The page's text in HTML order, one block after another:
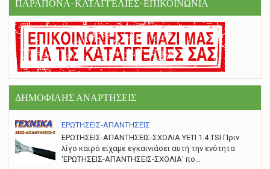
ΠΑΡΑΠΟΝΑ-ΚΑΤΑΓΓΕΛΙΕΣ-ΕΠΙΚΟΙΝΩΝΙΑ
ΔΗΜΟΦΙΛΗΣ ΑΝΑΡΤΗΣΕΙΣ
ΕΡΩΤΗΣΕΙΣ-ΑΠΑΝΤΗΣΕΙΣ
ΕΡΩΤΗΣΕΙΣ-ΑΠΑΝΤΗΣΕΙΣ-ΣΧΟΛΙΑ YETI 1.4 TSI Πριν
λίγο καιρό είχαμε εγκαινιάσει αυτή την ενότητα
'ΕΡΩΤΗΣΕΙΣ-ΑΠΑΝΤΗΣΕΙΣ-ΣΧΟΛΙΑ' πο...